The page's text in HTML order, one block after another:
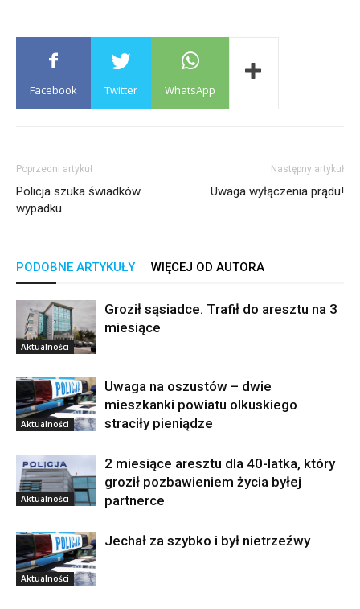
Facebook Twitter WhatsApp
Poprzedni artykuł
Policja szuka świadków
wypadku
Następny artykuł
Uwaga wyłączenia prądu!
PODOBNE ARTYKUŁY WIĘCEJ OD AUTORA
Aktualności
Groził sąsiadce. Trafił do aresztu na 3
miesiące
Aktualności
Uwaga na oszustów – dwie
mieszkanki powiatu olkuskiego
straciły pieniądze
Aktualności
2 miesiące aresztu dla 40-latka, który
groził pozbawieniem życia byłej
partnerce
Aktualności
Jechał za szybko i był nietrzeźwy